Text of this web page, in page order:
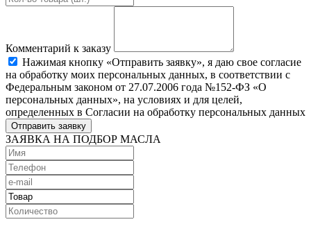
Комментарий к заказу
Нажимая кнопку «Отправить заявку», я даю свое согласие
на обработку моих персональных данных, в соответствии с
Федеральным законом от 27.07.2006 года №152-ФЗ «О
персональных данных», на условиях и для целей,
определенных в Согласии на обработку персональных данных
Отправить заявку
ЗАЯВКА НА ПОДБОР МАСЛА